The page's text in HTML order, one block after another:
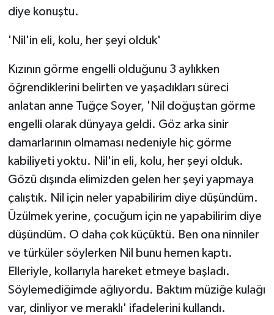
diye konuştu.
'Nil'in eli, kolu, her şeyi olduk'
Kızının görme engelli olduğunu 3 aylıkken
öğrendiklerini belirten ve yaşadıkları süreci
anlatan anne Tuğçe Soyer, 'Nil doğuştan görme
engelli olarak dünyaya geldi. Göz arka sinir
damarlarının olmaması nedeniyle hiç görme
kabiliyeti yoktu. Nil'in eli, kolu, her şeyi olduk.
Gözü dışında elimizden gelen her şeyi yapmaya
çalıştık. Nil için neler yapabilirim diye düşündüm.
Üzülmek yerine, çocuğum için ne yapabilirim diye
düşündüm. O daha çok küçüktü. Ben ona ninniler
ve türküler söylerken Nil bunu hemen kaptı.
Elleriyle, kollarıyla hareket etmeye başladı.
Söylemediğimde ağlıyordu. Baktım müziğe kulağı
var, dinliyor ve meraklı' ifadelerini kullandı.